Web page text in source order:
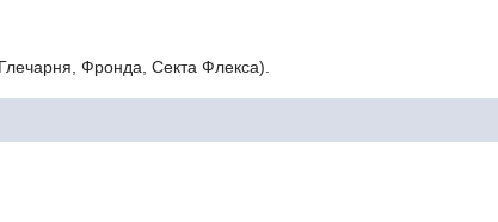
Фронда, Секта Флекса).